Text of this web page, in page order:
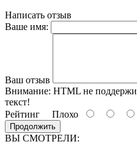
Написать отзыв
Ваше имя:
Ваш отзыв
Внимание: HTML не
текст!
Рейтинг Плохо
Продолжить
ВЫ СМОТРЕЛИ: